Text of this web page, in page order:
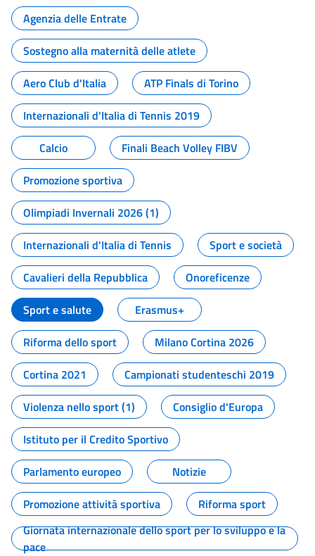
Agenzia delle Entrate
Sostegno alla maternità delle atlete
Aero Club d'Italia
ATP Finals di Torino
Internazionali d'Italia di Tennis 2019
Calcio
Finali Beach Volley FIBV
Promozione sportiva
Olimpiadi Invernali 2026 (1)
Internazionali d'Italia di Tennis
Sport e società
Cavalieri della Repubblica
Onoreficenze
Sport e salute
Erasmus+
Riforma dello sport
Milano Cortina 2026
Cortina 2021
Campionati studenteschi 2019
Violenza nello sport (1)
Consiglio d'Europa
Istituto per il Credito Sportivo
Parlamento europeo
Notizie
Promozione attività sportiva
Riforma sport
Giornata internazionale dello sport per lo sviluppo e la
pace